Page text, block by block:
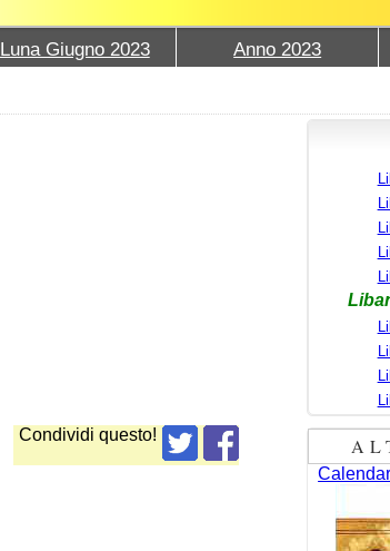
Luna Giugno 2023 Anno 2023
Condividi questo!